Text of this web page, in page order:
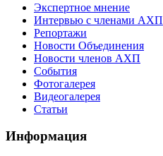
Экспертное мнение
Интервью с членами АХП
Репортажи
Новости Объединения
Новости членов АХП
События
Фотогалерея
Видеогалерея
Статьи
Информация